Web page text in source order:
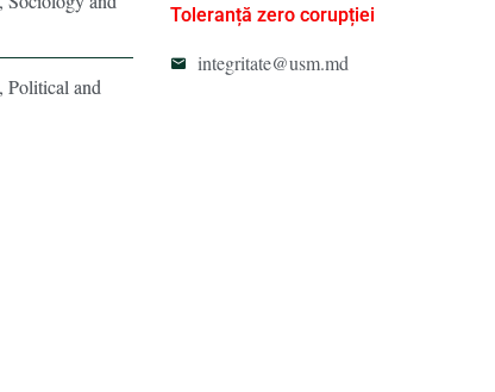
Political and
Toleranță zero corupției
integritate@usm.md